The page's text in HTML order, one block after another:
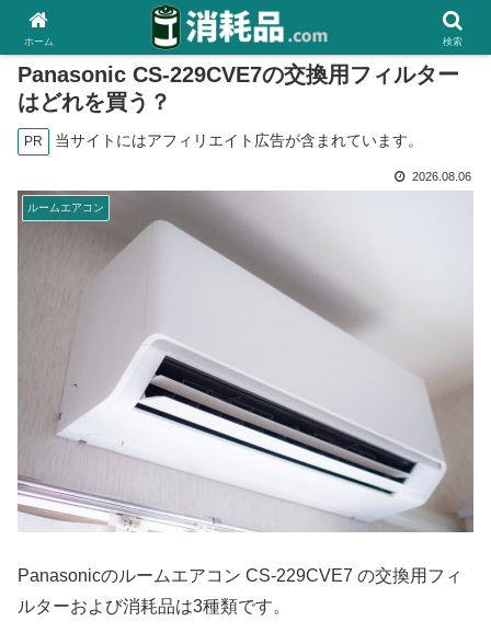
Panasonic CS-229CVE7の交換用フィルター
はどれを買う？
PR 当サイトにはアフィリエイト広告が含まれています。
2026.08.06
ルームエアコン
Panasonicのルームエアコン CS-229CVE7 の交換用フィ
ルターおよび消耗品は3種類です。
ホーム 検索